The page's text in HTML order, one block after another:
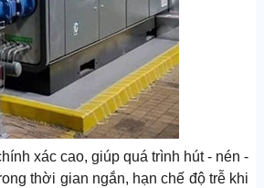
xác cao, giúp quá trình hút - nén -
thời gian ngắn, hạn chế độ trễ khi